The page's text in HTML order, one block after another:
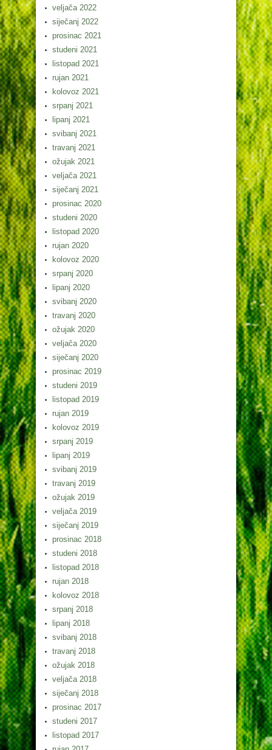
veljača 2022
siječanj 2022
prosinac 2021
studeni 2021
listopad 2021
rujan 2021
kolovoz 2021
srpanj 2021
lipanj 2021
svibanj 2021
travanj 2021
ožujak 2021
veljača 2021
siječanj 2021
prosinac 2020
studeni 2020
listopad 2020
rujan 2020
kolovoz 2020
srpanj 2020
lipanj 2020
svibanj 2020
travanj 2020
ožujak 2020
veljača 2020
siječanj 2020
prosinac 2019
studeni 2019
listopad 2019
rujan 2019
kolovoz 2019
srpanj 2019
lipanj 2019
svibanj 2019
travanj 2019
ožujak 2019
veljača 2019
siječanj 2019
prosinac 2018
studeni 2018
listopad 2018
rujan 2018
kolovoz 2018
srpanj 2018
lipanj 2018
svibanj 2018
travanj 2018
ožujak 2018
veljača 2018
siječanj 2018
prosinac 2017
studeni 2017
listopad 2017